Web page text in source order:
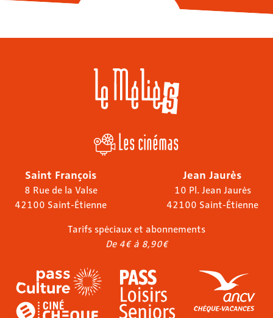
Les cinémas
Saint François
8 Rue de la Valse
42100 Saint-Étienne
Jean Jaurès
10 Pl. Jean Jaurès
42100 Saint-Étienne
Tarifs spéciaux et abonnements
De 4€ à 8,90€